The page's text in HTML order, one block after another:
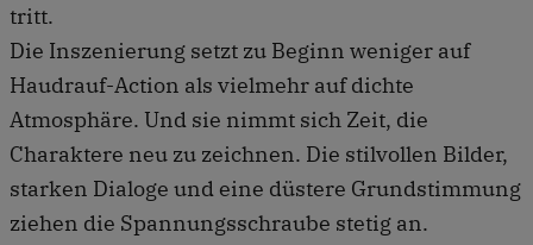
tritt.
Die Inszenierung setzt zu Beginn weniger auf
Haudrauf-Action als vielmehr auf dichte
Atmosphäre. Und sie nimmt sich Zeit, die
Charaktere neu zu zeichnen. Die stilvollen Bilder,
starken Dialoge und eine düstere Grundstimmung
ziehen die Spannungsschraube stetig an.